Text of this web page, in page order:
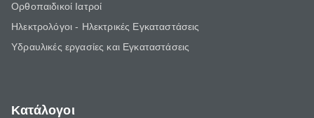
Ορθοπαιδικοί Ιατροί
Ηλεκτρολόγοι - Ηλεκτρικές Εγκαταστάσεις
Υδραυλικές εργασίες και Εγκαταστάσεις
Κατάλογοι